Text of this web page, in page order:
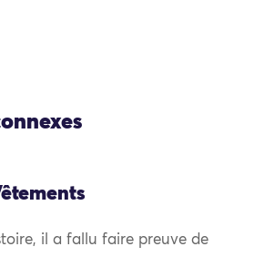
il a fallu faire preuve de